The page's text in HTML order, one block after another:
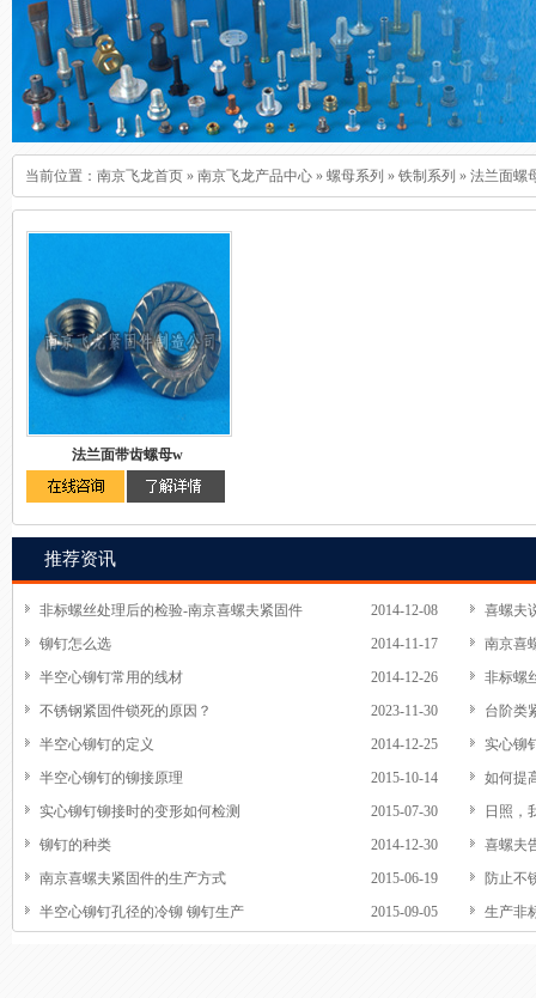
当前位置： 南京飞龙首页 » 南京飞龙产品中心 » 螺母系列 » 铁制系列 » 法兰面螺
法兰面带齿螺母w
推荐资讯
2014-12-08
非标螺丝处理后的检验-南京喜螺夫紧固件
喜螺夫
2014-11-17
铆钉怎么选
南京喜
2014-12-26
半空心铆钉常用的线材
非标螺
2023-11-30
不锈钢紧固件锁死的原因？
台阶类
2014-12-25
半空心铆钉的定义
实心铆
2015-10-14
半空心铆钉的铆接原理
如何提
2015-07-30
实心铆钉铆接时的变形如何检测
日照，
2014-12-30
铆钉的种类
喜螺夫
2015-06-19
南京喜螺夫紧固件的生产方式
防止不
2015-09-05
半空心铆钉孔径的冷铆 铆钉生产 生产非